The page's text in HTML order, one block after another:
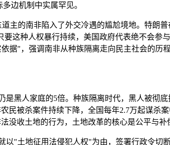
边机制中实属罕见。
主的南非陷入了外交冷遇的尴尬境地。特朗
这种人权暴行持续，美国政府代表绝不会参
据"，强调南非从种族隔离走向民主社会的历
黑人家庭的5倍。种族隔离时代，黑人被彻
被杀案件持续下降，全国每年2.7万起谋杀
收土地的行为，土地改革的核心是公平与补
"土地征用法侵犯人权"为由，签署行政令切